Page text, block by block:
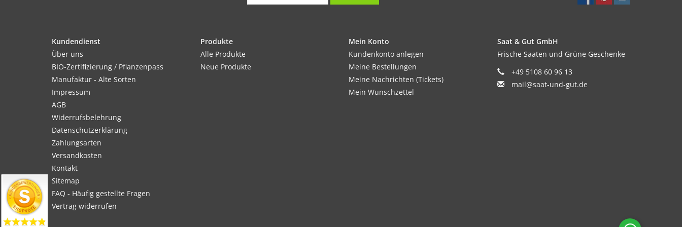
Kundendienst
Über uns
BIO-Zertifizierung / Pflanzenpass
Manufaktur - Alte Sorten
Impressum
AGB
Widerrufsbelehrung
Datenschutzerklärung
Zahlungsarten
Versandkosten
Kontakt
Sitemap
FAQ - Häufig gestellte Fragen
Vertrag widerrufen
Produkte
Alle Produkte
Neue Produkte
Mein Konto
Kundenkonto anlegen
Meine Bestellungen
Meine Nachrichten (Tickets)
Mein Wunschzettel
Saat & Gut GmbH
Frische Saaten und Grüne Geschenke
+49 5108 60 96 13
mail@saat-und-gut.de